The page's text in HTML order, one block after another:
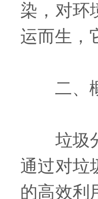
染，对环
运而生，
二、
垃圾分
通过对垃
的高效利